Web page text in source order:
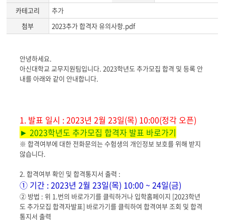
카테고리
추가
첨부
2023추가 합격자 유의사항.pdf
게
시
글
안녕하세요.
아신대학교 교무지원팀입니다. 2023학년도 추가모집 합격 및 등록 안
내를 아래와 같이 안내합니다.
1. 발표 일시 : 2023년 2월 23일(목) 10:00(정각 오픈)
► 2023학년도 추가모집 합격자 발표 바로가기
※ 합격여부에 대한 전화문의는 수험생의 개인정보 보호를 위해 받지
않습니다.
2. 합격여부 확인 및 합격통지서 출력 :
① 기간 : 2023년 2월 23일(목) 10:00 ~ 24일(금)
② 방법 : 위 1.번의 바로가기를 클릭하거나 입학홈페이지 [2023학년
도 추가모집 합격자발표] 바로가기를 클릭하여 합격여부 조회 및 합격
통지서 출력